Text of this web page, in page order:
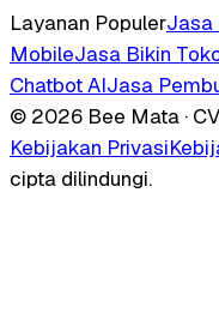
Layanan PopulerJasa
MobileJasa Bikin
Chatbot AIJasa
© 2026 Bee Mata ·
Kebijakan Privasi
cipta dilindungi.